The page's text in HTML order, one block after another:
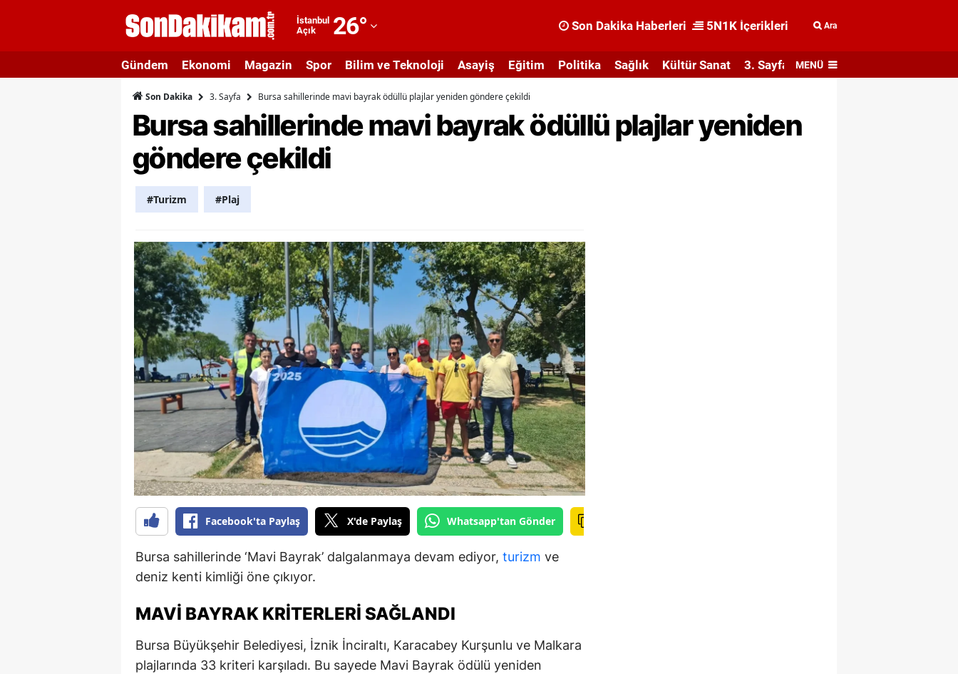
İstanbul
Açık
26°
Adıyaman
Afyonkarahisar
Ağrı
Amasya
Artvin
Aydın
Balıkesir
Bilecik
Bingöl
Bitlis
Burdur
Bursa
Çanakkale
Çankırı
Son Dakika Haberleri 5N1K İçerikleri Ara
Gündem Ekonomi Magazin Spor Bilim ve Teknoloji Asayiş Eğitim Politika Sağlık Kültür Sanat 3. Sayfa MENÜ
Son Dakika 3. Sayfa Bursa sahillerinde mavi bayrak ödüllü plajlar yeniden göndere çekildi
Bursa sahillerinde mavi bayrak ödüllü plajlar yeniden
göndere çekildi
#Turizm #Plaj
Facebook'ta Paylaş X'de Paylaş Whatsapp'tan Gönder
Bursa sahillerinde ‘Mavi Bayrak’ dalgalanmaya devam ediyor, turizm ve
deniz kenti kimliği öne çıkıyor.
MAVI BAYRAK KRITERLERI SAĞLANDI
Bursa Büyükşehir Belediyesi, İznik İnciraltı, Karacabey Kurşunlu ve Malkara
plajlarında 33 kriteri karşıladı. Bu sayede Mavi Bayrak ödülü yeniden